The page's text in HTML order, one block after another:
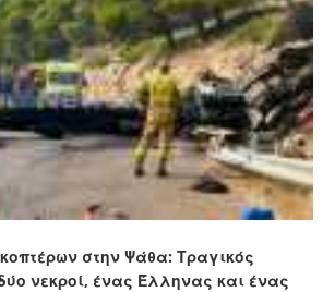
στην Ψάθα: Τραγικός
νεκροί, ένας Έλληνας και ένας